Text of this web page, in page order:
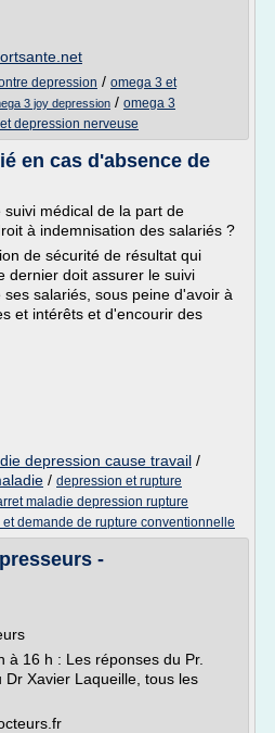
depression / omega 3 et
3 joy depression / omega 3
depression nerveuse
en cas d'absence de
médical de la part de
à indemnisation des salariés ?
de sécurité de résultat qui
dernier doit assurer le suivi
salariés, sous peine d'avoir à
et intérêts et d'encourir des
depression cause travail /
/ depression et rupture
maladie depression rupture
demande de rupture conventionnelle
-
à 16 h : Les réponses du Pr.
Xavier Laqueille, tous les